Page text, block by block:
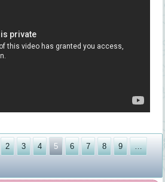
2 3 4 5 6 7 8 9 …